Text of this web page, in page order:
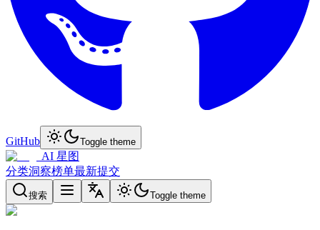
GitHub Toggle theme
AI 星图
分类洞察榜单最新提交
搜索 Toggle theme